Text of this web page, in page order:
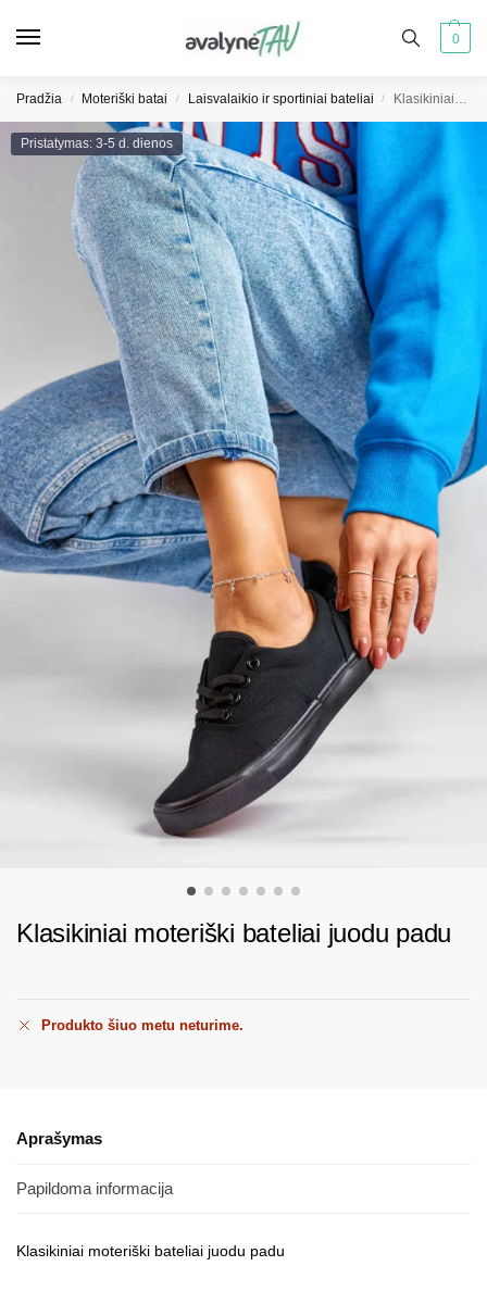
0
Pradžia / Moteriški batai / Laisvalaikio ir sportiniai bateliai / Klasikiniai moteriški bateliai juodu padu
Pristatymas: 3-5 d. dienos
Klasikiniai moteriški bateliai juodu padu
Produkto šiuo metu neturime.
Aprašymas
Papildoma informacija
Klasikiniai moteriški bateliai juodu padu